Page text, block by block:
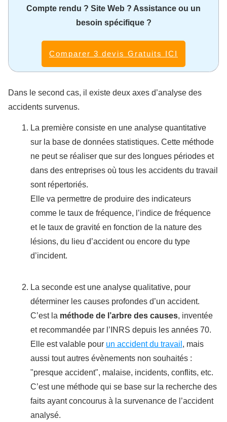
Compte rendu ? Site Web ? Assistance ou un
besoin spécifique ?
Comparer 3 devis Gratuits ICI
Dans le second cas, il existe deux axes d’analyse des
accidents survenus.
La première consiste en une analyse quantitative
sur la base de données statistiques. Cette méthode
ne peut se réaliser que sur des longues périodes et
dans des entreprises où tous les accidents du travail
sont répertoriés.
Elle va permettre de produire des indicateurs
comme le taux de fréquence, l’indice de fréquence
et le taux de gravité en fonction de la nature des
lésions, du lieu d’accident ou encore du type
d’incident.
La seconde est une analyse qualitative, pour
déterminer les causes profondes d’un accident.
C’est la méthode de l’arbre des causes, inventée
et recommandée par l’INRS depuis les années 70.
Elle est valable pour un accident du travail , mais
aussi tout autres évènements non souhaités :
"presque accident", malaise, incidents, conflits, etc.
C’est une méthode qui se base sur la recherche des
faits ayant concourus à la survenance de l’accident
analysé.